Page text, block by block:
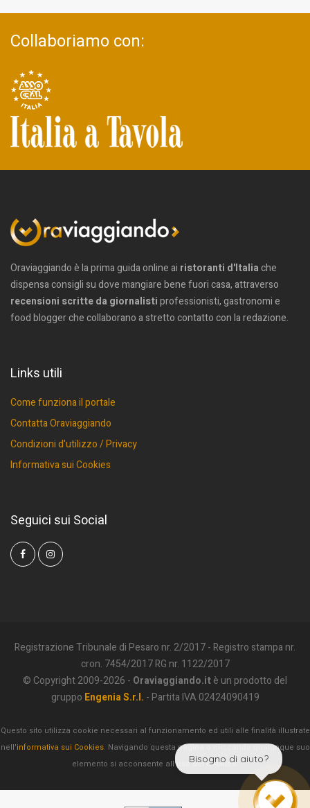
Collaboriamo con:
Oraviaggiando è la prima guida online ai ristoranti d'Italiache
dispensa consigli su dove mangiare bene fuori casa, attraverso
recensioni scritte da giornalistiprofessionisti, gastronomi e
food blogger che collaborano a stretto contatto con la redazione.
Links utili
Come funziona il portale
Contatta Oraviaggiando
Condizioni d'utilizzo / Privacy
Informativa sui Cookies
Seguici sui Social
Registrazione Tribunale di Pesaro nr. 2/2017 - Registro stampa nr.
cron. 7454/2017 RG nr. 1122/2017
© Copyright 2009-2026 - Oraviaggiando.itè un prodotto del
gruppo Engenia S.r.l. - Partita IVA 02424090419
Questo sito utilizza cookie necessari al funzionamento ed utili alle finalità illustrate
nell'informativa sui Cookies. Navigando questa pagina o cliccando qualunque suo
elemento si acconsente all'uso dei Cookies.
Bisogno di aiuto?